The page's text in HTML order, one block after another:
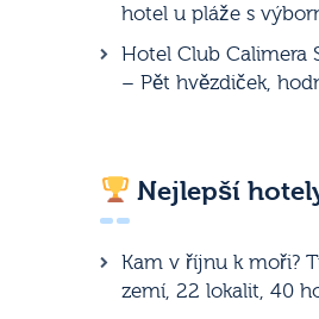
hotel u pláže s
Hotel Club Calimera
– Pět hvězdiček,
Nejlepší
Kam v říjnu k moři?
zemí, 22 lokalit, 40